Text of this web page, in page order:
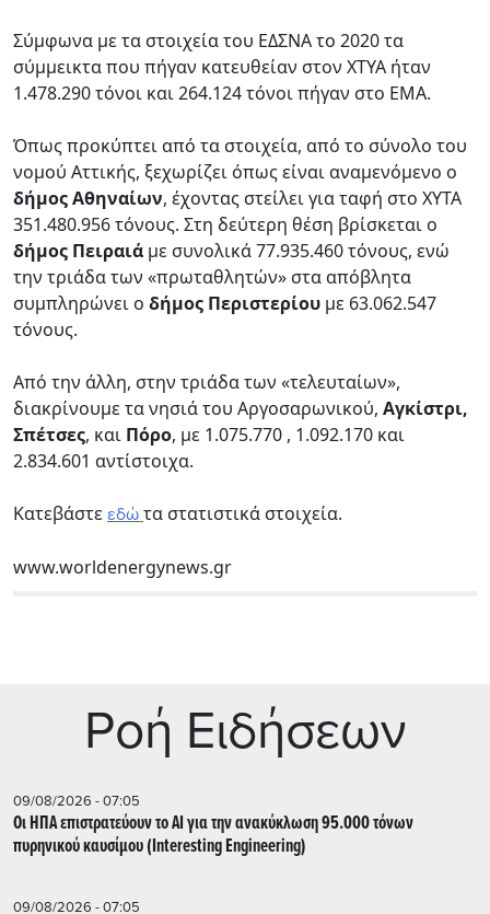
Σύμφωνα με τα στοιχεία του ΕΔΣΝΑ το 2020 τα
σύμμεικτα που πήγαν κατευθείαν στον ΧΤΥΑ ήταν
1.478.290 τόνοι και 264.124 τόνοι πήγαν στο ΕΜΑ.
Όπως προκύπτει από τα στοιχεία, από το σύνολο του
νομού Αττικής, ξεχωρίζει όπως είναι αναμενόμενο ο
δήμος Αθηναίων, έχοντας στείλει για ταφή στο ΧΥΤΑ
351.480.956 τόνους. Στη δεύτερη θέση βρίσκεται ο
δήμος Πειραιά με συνολικά 77.935.460 τόνους, ενώ
την τριάδα των «πρωταθλητών» στα απόβλητα
συμπληρώνει ο δήμος Περιστερίου με 63.062.547
τόνους.
Από την άλλη, στην τριάδα των «τελευταίων»,
διακρίνουμε τα νησιά του Αργοσαρωνικού, Αγκίστρι,
Σπέτσες, και Πόρο, με 1.075.770 , 1.092.170 και
2.834.601 αντίστοιχα.
Κατεβάστε εδώ τα στατιστικά στοιχεία.
www.worldenergynews.gr
Ρoή Ειδήσεων
09/08/2026 - 07:05
Οι ΗΠΑ επιστρατεύουν το AI για την ανακύκλωση 95.000 τόνων
πυρηνικού καυσίμου (Interesting Engineering)
09/08/2026 - 07:05